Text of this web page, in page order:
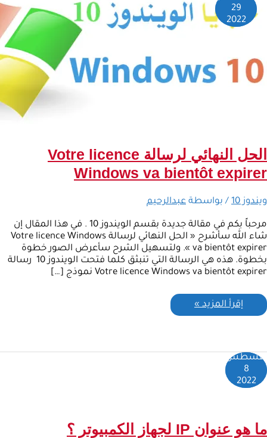
29
2022
الحل النهائي لرسالة Votre licence
Windows va bientôt expirer
ويندوز 10 / بواسطة عبدالرحيم
مرحباً بكم في مقالة جديدة بقسم الويندوز 10 . في هذا المقال إن
شاء الله سأشرح « الحل النهائي لرسالة Votre licence Windows
va bientôt expirer ». ولتسهيل الشرح سأعرض الصور خطوة
بخطوة. هذه هي الرسالة التي تنبثق كلما فتحت الويندوز 10 رسالة
Votre licence Windows va bientôt expirer نموذج […]
إقرأ المزيد »
أغسطس
8
2022
ما هو عنوان IP لجهاز الكمبيوتر ؟